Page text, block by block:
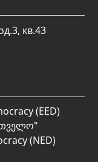
кв.43
(EED)
"
(NED)